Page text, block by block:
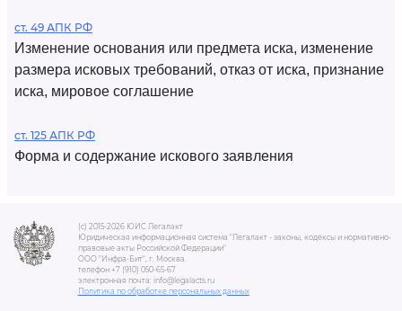
ст. 49 АПК РФ
Изменение основания или предмета иска, изменение
размера исковых требований, отказ от иска, признание
иска, мировое соглашение
ст. 125 АПК РФ
Форма и содержание искового заявления
(c) 2015-2026 ЮИС Легалакт
Юридическая информационная система "Легалакт - законы, кодексы и нормативно-
правовые акты Российской Федерации"
ООО "Инфра-Бит", г. Москва.
телефон +7 (910) 050-65-67
электронная почта: info@legalacts.ru
Политика по обработке персональных данных